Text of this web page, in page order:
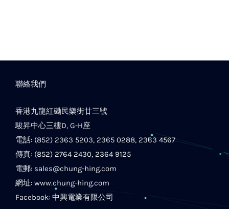
聯絡我們
香港九龍紅磡民樂街廿三號
駿昇中心三樓D, G-H座
電話: (852) 2363 5203, 2365 0288, 2363 4567
傳真: (852) 2764 2430, 2364 9125
電郵: sales@chung-hing.com
網址: www.chung-hing.com
Facebook: 中興電業有限公司